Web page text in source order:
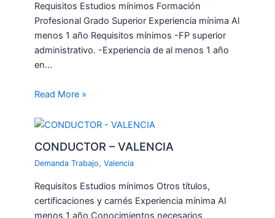
Requisitos Estudios mínimos Formación
Profesional Grado Superior Experiencia mínima Al
menos 1 año Requisitos mínimos -FP superior
administrativo. -Experiencia de al menos 1 año
en…
Read More »
CONDUCTOR – VALENCIA
Demanda Trabajo,Valencia
Requisitos Estudios mínimos Otros títulos,
certificaciones y carnés Experiencia mínima Al
menos 1 año Conocimientos necesarios